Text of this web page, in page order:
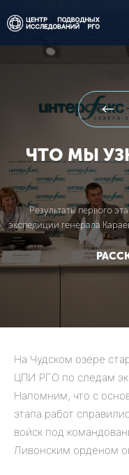
ЧТО МЫ
Результаты первого
экспедиции генерала
На Чудском озере
ЦПИ РГО по следам
Напомним, что с
этапа работ
войск под
Ливонским орденом